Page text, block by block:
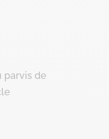
parvis de